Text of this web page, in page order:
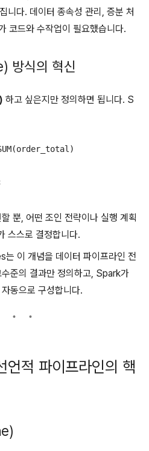
니다. 데이터 종속성 관리, 증분 처
코드와 수작업이 필요했습니다.
방식의 혁신
하고 싶은지만 정의하면 됩니다. S
뿐, 어떤 조인 전략이나 실행 계획
스스로 결정합니다.
이 개념을 데이터 파이프라인 전
준의 결과만 정의하고, Spark가
동으로 구성합니다.
적 파이프라인의 핵